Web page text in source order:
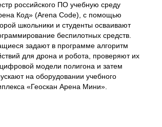
российского ПО учебную среду
Код» (Arena Code), с помощью
школьники и студенты осваивают
беспилотных средств.
задают в программе алгоритм
для дрона и робота, проверяют их
модели полигона и затем
на оборудовании учебного
«Геоскан Арена Мини».